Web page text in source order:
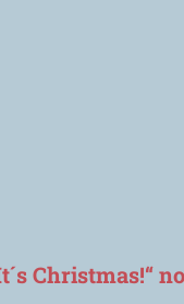
Christmas!“